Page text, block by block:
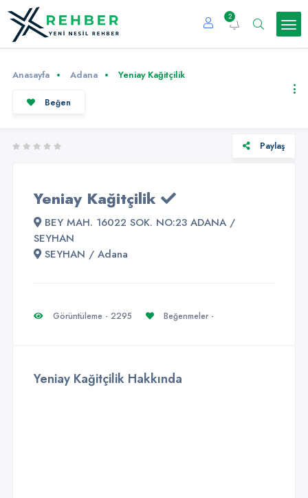
2
Anasayfa Adana Yeniay Kağitçilik
Beğen
Paylaş
Yeniay Kağitçilik
BEY MAH. 16022 SOK. NO:23 ADANA /
SEYHAN
SEYHAN / Adana
Görüntüleme - 2295 Beğenmeler -
Yeniay Kağitçilik Hakkında